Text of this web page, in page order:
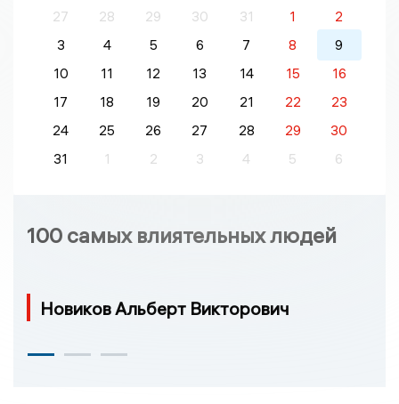
27
28 29 30 31 1
2
3
4 5 6 7 8
9
10
11 12 13 14 15
16
17
18 19 20 21 22
23
24
25 26 27 28 29
30
31
1 2 3 4 5 6
100 самых влиятельных людей
Новиков Альберт Викторович